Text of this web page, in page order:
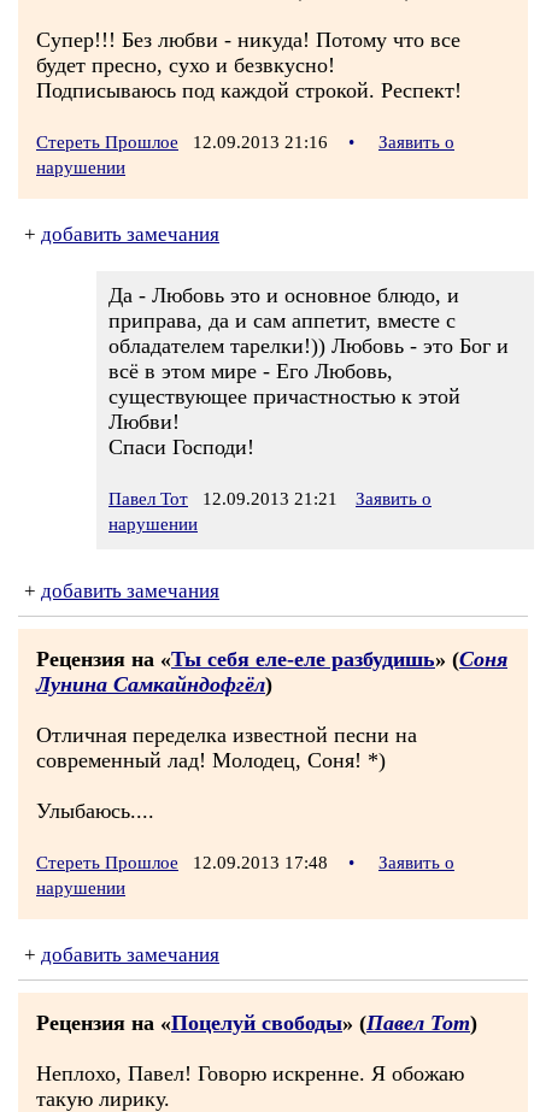
Супер!!! Без любви - никуда! Потому что все
будет пресно, сухо и безвкусно!
Подписываюсь под каждой строкой. Респект!
Стереть Прошлое 12.09.2013 21:16 •
Заявить о
нарушении
+ добавить замечания
Да - Любовь это и основное блюдо, и
приправа, да и сам аппетит, вместе с
обладателем тарелки!)) Любовь - это Бог и
всё в этом мире - Его Любовь,
существующее причастностью к этой
Любви!
Спаси Господи!
Павел Тот 12.09.2013 21:21
Заявить о
нарушении
+ добавить замечания
Рецензия на «Ты себя еле-еле разбудишь» (Соня
Лунина Самкайндофгёл)
Отличная переделка известной песни на
современный лад! Молодец, Соня! *)
Улыбаюсь....
Стереть Прошлое 12.09.2013 17:48 •
Заявить о
нарушении
+ добавить замечания
Рецензия на «Поцелуй свободы» (Павел Тот)
Неплохо, Павел! Говорю искренне. Я обожаю
такую лирику.